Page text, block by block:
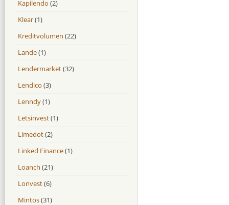
Kapilendo (2)
Klear(1)
Kreditvolumen (22)
Lande(1)
Lendermarket(32)
Lendico (3)
Lenndy(1)
Letsinvest(1)
Limedot(2)
Linked Finance(1)
Loanch (21)
Lonvest(6)
Mintos(31)